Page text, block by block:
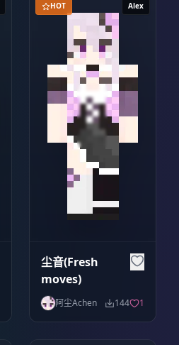
Alex
HOT
尘音(Fresh
moves)
阿尘Achen 144 1